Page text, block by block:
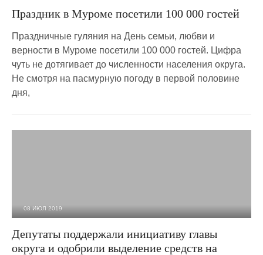
Праздник в Муроме посетили 100 000 гостей
Праздничные гуляния на День семьи, любви и
верности в Муроме посетили 100 000 гостей. Цифра
чуть не дотягивает до численности населения округа.
Не смотря на пасмурную погоду в первой половине
дня,
08 ИЮЛ 2019
Депутаты поддержали инициативу главы
округа и одобрили выделение средств на